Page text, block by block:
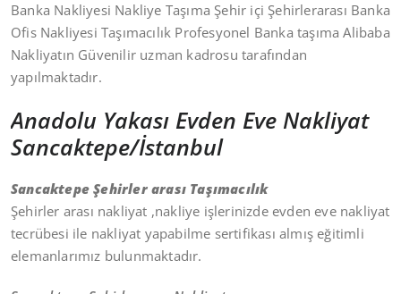
Banka Nakliyesi Nakliye Taşıma Şehir içi Şehirlerarası Banka
Ofis Nakliyesi Taşımacılık Profesyonel Banka taşıma Alibaba
Nakliyatın Güvenilir uzman kadrosu tarafından
yapılmaktadır.
Anadolu Yakası Evden Eve Nakliyat
Sancaktepe/İstanbul
Sancaktepe Şehirler arası Taşımacılık
Şehirler arası nakliyat ,nakliye işlerinizde evden eve nakliyat
tecrübesi ile nakliyat yapabilme sertifikası almış eğitimli
elemanlarımız bulunmaktadır.